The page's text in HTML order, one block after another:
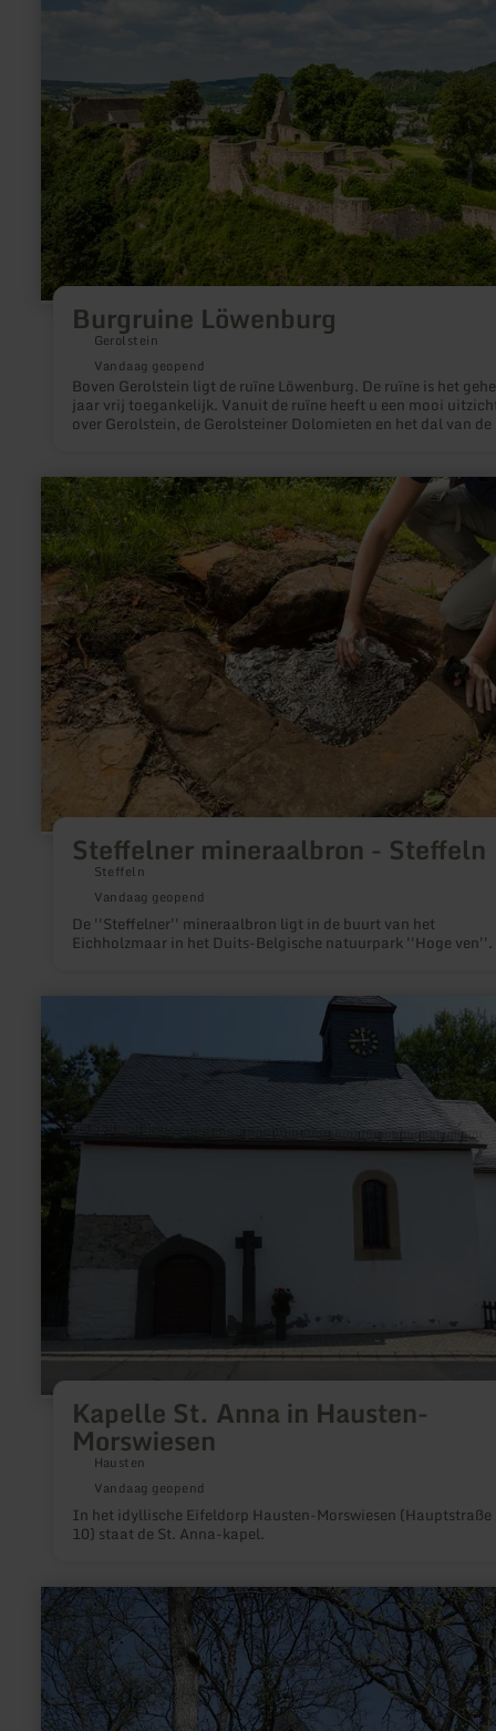
Burgruine Löwenburg
Gerolstein
Vandaag geopend
Boven Gerolstein ligt de ruïne Löwenburg. De ruïne is het
jaar vrij toegankelijk. Vanuit de ruïne heeft u een mooi
over Gerolstein, de Gerolsteiner Dolomieten en het dal van
Steffelner mineraalbron - Steffeln
Steffeln
Vandaag geopend
De ''Steffelner'' mineraalbron ligt in de buurt van het
Eichholzmaar in het Duits-Belgische natuurpark ''Hoge ven''.
meer
informatie
over:
Steffelner
mineraalbron
-
Steffeln
Kapelle St. Anna in Hausten-
Morswiesen
Hausten
Vandaag geopend
In het idyllische Eifeldorp Hausten-Morswiesen (Hauptstraße
10) staat de St. Anna-kapel.
over:
Kapelle
St.
Anna
in
Hausten-
Morswiesen
meer
informatie
over:
Kreuzwäldchen
Kempenich